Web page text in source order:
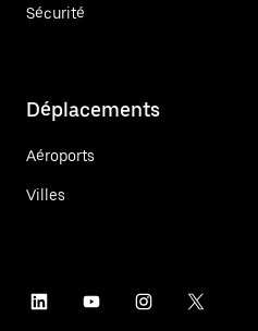
Sécurité
Déplacements
Aéroports
Villes